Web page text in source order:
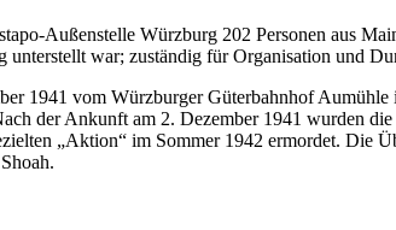
Außenstelle Würzburg 202 Personen aus
unterstellt war; zuständig für Organisation und
1941 vom Würzburger Güterbahnhof
der Ankunft am 2. Dezember 1941 wurden
„Aktion“ im Sommer 1942 ermordet. Die